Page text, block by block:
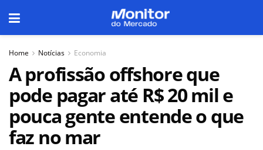
Home Notícias Economia
A profissão offshore que
pode pagar até R$ 20 mil e
pouca gente entende o que
faz no mar